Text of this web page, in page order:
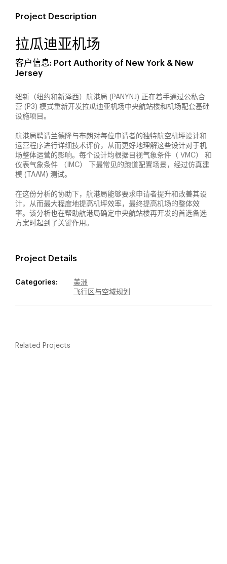
Project Description
拉瓜迪亚机场
客户信息: Port Authority of New York & New
Jersey
纽新（纽约和新泽西）航港局 (PANYNJ) 正在着手通过公私合
营 (P3) 模式重新开发拉瓜迪亚机场中央航站楼和机场配套基础
设施项目。
航港局聘请兰德隆与布朗对每位申请者的独特航空机坪设计和
运营程序进行详细技术评价，从而更好地理解这些设计对于机
场整体运营的影响。每个设计均根据目视气象条件（ VMC） 和
仪表气象条件 （IMC） 下最常见的跑道配置场景，经过仿真建
模 (TAAM) 测试。
在这份分析的协助下，航港局能够要求申请者提升和改善其设
计，从而最大程度地提高机坪效率，最终提高机场的整体效
率。该分析也在帮助航港局确定中央航站楼再开发的首选备选
方案时起到了关键作用。
Project Details
Categories:
美洲
飞行区与空域规划
Related Projects